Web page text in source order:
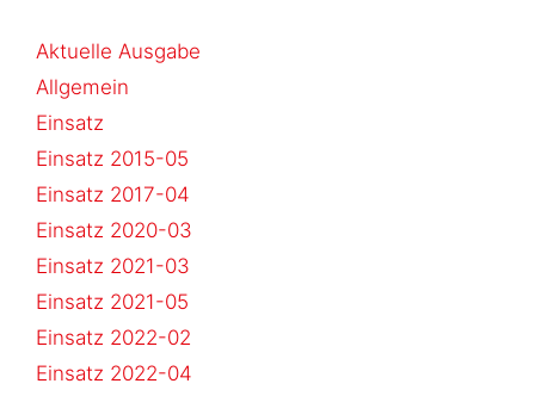
Aktuelle Ausgabe
Allgemein
Einsatz
Einsatz 2015-05
Einsatz 2017-04
Einsatz 2020-03
Einsatz 2021-03
Einsatz 2021-05
Einsatz 2022-02
Einsatz 2022-04